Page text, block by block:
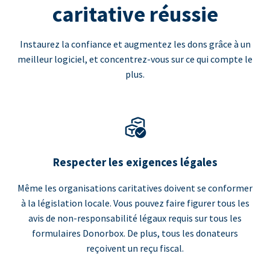
caritative réussie
Instaurez la confiance et augmentez les dons grâce à un
meilleur logiciel, et concentrez-vous sur ce qui compte le
plus.
Respecter les exigences légales
Même les organisations caritatives doivent se conformer
à la législation locale. Vous pouvez faire figurer tous les
avis de non-responsabilité légaux requis sur tous les
formulaires Donorbox. De plus, tous les donateurs
reçoivent un reçu fiscal.